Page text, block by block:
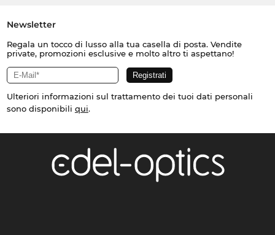
Newsletter
Regala un tocco di lusso alla tua casella di posta. Vendite
private, promozioni esclusive e molto altro ti aspettano!
Ulteriori informazioni sul trattamento dei tuoi dati personali
sono disponibili qui.